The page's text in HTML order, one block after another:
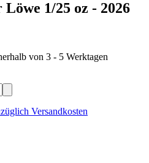
1/25 oz - 2026
von 3 - 5 Werktagen
Versandkosten